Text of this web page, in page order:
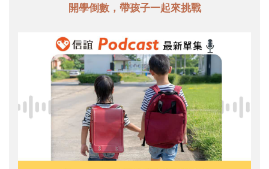
開學倒數，帶孩子一起來挑戰